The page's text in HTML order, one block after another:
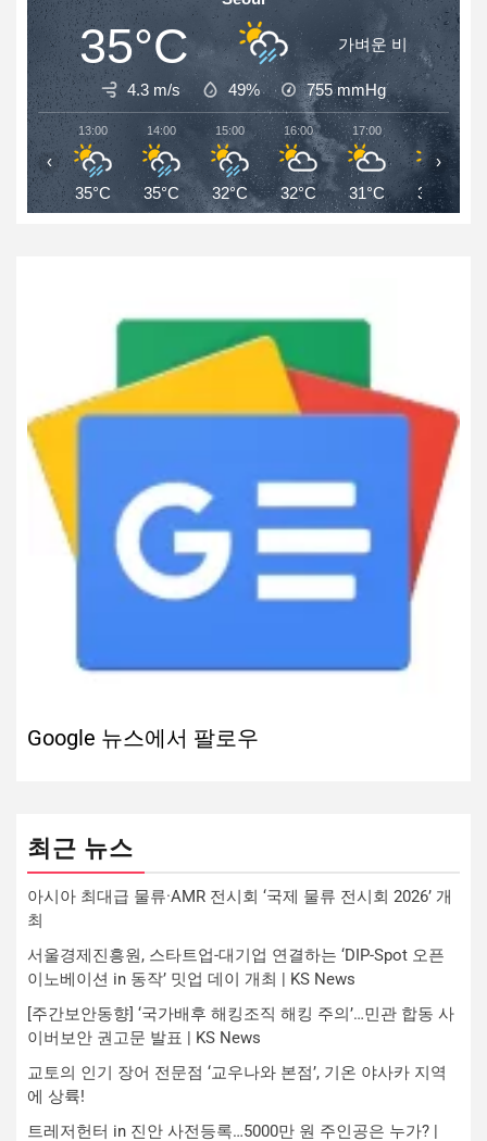
35°C 가벼운 비
4.3 m/s 49% 755mmHg
13:00
35°C
14:00
35°C
15:00
32°C
16:00
32°C
17:00
31°C
18:00
30°C
‹ ›
Google 뉴스에서 팔로우
최근 뉴스
아시아 최대급 물류·AMR 전시회 ‘국제 물류 전시회 2026’ 개
최
서울경제진흥원, 스타트업-대기업 연결하는 ‘DIP-Spot 오픈
이노베이션 in 동작’ 밋업 데이 개최 | KS News
[주간보안동향] ‘국가배후 해킹조직 해킹 주의’…민관 합동 사
이버보안 권고문 발표 | KS News
교토의 인기 장어 전문점 ‘교우나와 본점’, 기온 야사카 지역
에 상륙!
트레저헌터 in 진안 사전등록…5000만 원 주인공은 누가? |